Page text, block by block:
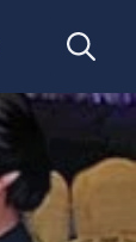
Search